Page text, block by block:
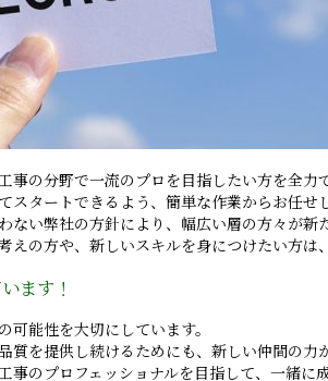
事の分野で一流のプロを目指したい方を全力
スタートできるよう、簡単な作業からお任せ
ない弊社の方針により、幅広い層の方々が新
えの方や、新しいスキルを身につけたい方は
ます！
可能性を大切にしています。
質を提供し続けるためにも、新しい仲間の力
事のプロフェッショナルを目指して、一緒に